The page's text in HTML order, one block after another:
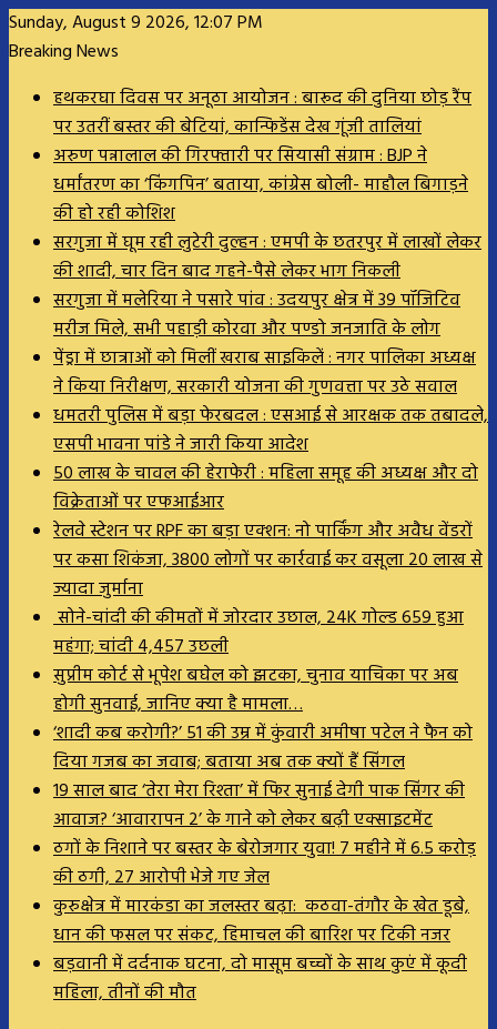
Sunday, August 9 2026, 12:07 PM
Breaking News
हथकरघा दिवस पर अनूठा आयोजन : बारूद की दुनिया छोड़ रैंप
पर उतरीं बस्तर की बेटियां, कान्फिडेंस देख गूंजी तालियां
अरुण पन्नालाल की गिरफ्तारी पर सियासी संग्राम : BJP ने
धर्मांतरण का ‘किंगपिन’ बताया, कांग्रेस बोली- माहौल बिगाड़ने
की हो रही कोशिश
सरगुजा में घूम रही लुटेरी दुल्हन : एमपी के छतरपुर में लाखों लेकर
की शादी, चार दिन बाद गहने-पैसे लेकर भाग निकली
सरगुजा में मलेरिया ने पसारे पांव : उदयपुर क्षेत्र में 39 पॉजिटिव
मरीज मिले, सभी पहाड़ी कोरवा और पण्डो जनजाति के लोग
पेंड्रा में छात्राओं को मिलीं खराब साइकिलें : नगर पालिका अध्यक्ष
ने किया निरीक्षण, सरकारी योजना की गुणवत्ता पर उठे सवाल
धमतरी पुलिस में बड़ा फेरबदल : एसआई से आरक्षक तक तबादले,
एसपी भावना पांडे ने जारी किया आदेश
50 लाख के चावल की हेराफेरी : महिला समूह की अध्यक्ष और दो
विक्रेताओं पर एफआईआर
रेलवे स्टेशन पर RPF का बड़ा एक्शन: नो पार्किंग और अवैध वेंडरों
पर कसा शिकंजा, 3800 लोगों पर कार्रवाई कर वसूला 20 लाख से
ज्यादा जुर्माना
सोने-चांदी की कीमतों में जोरदार उछाल, 24K गोल्ड ₹659 हुआ
महंगा; चांदी ₹4,457 उछली
सुप्रीम कोर्ट से भूपेश बघेल को झटका, चुनाव याचिका पर अब
होगी सुनवाई, जानिए क्या है मामला…
‘शादी कब करोगी?’ 51 की उम्र में कुंवारी अमीषा पटेल ने फैन को
दिया गजब का जवाब; बताया अब तक क्यों हैं सिंगल
19 साल बाद ‘तेरा मेरा रिश्ता’ में फिर सुनाई देगी पाक सिंगर की
आवाज? ‘आवारापन 2’ के गाने को लेकर बढ़ी एक्साइटमेंट
ठगों के निशाने पर बस्तर के बेरोजगार युवा! 7 महीने में 6.5 करोड़
की ठगी, 27 आरोपी भेजे गए जेल
कुरुक्षेत्र में मारकंडा का जलस्तर बढ़ा: कठवा-तंगौर के खेत डूबे,
धान की फसल पर संकट, हिमाचल की बारिश पर टिकी नजर
बड़वानी में दर्दनाक घटना, दो मासूम बच्चों के साथ कुएं में कूदी
महिला, तीनों की मौत